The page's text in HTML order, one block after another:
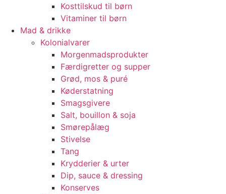
Kosttilskud til børn
Vitaminer til børn
Mad & drikke
Kolonialvarer
Morgenmadsprodukter
Færdigretter og supper
Grød, mos & puré
Køderstatning
Smagsgivere
Salt, bouillon & soja
Smørepålæg
Stivelse
Tang
Krydderier & urter
Dip, sauce & dressing
Konserves